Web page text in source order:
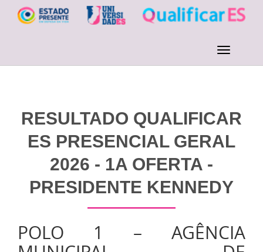
RESULTADO QUALIFICAR
ES PRESENCIAL GERAL
2026 - 1A OFERTA -
PRESIDENTE KENNEDY
POLO 1 – AGÊNCIA